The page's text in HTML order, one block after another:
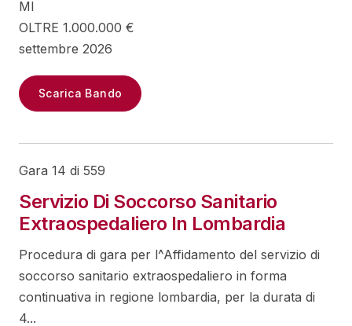
MI
OLTRE 1.000.000 €
settembre 2026
Scarica Bando
Gara 14 di 559
Servizio Di Soccorso Sanitario
Extraospedaliero In Lombardia
Procedura di gara per l^Affidamento del servizio di
soccorso sanitario extraospedaliero in forma
continuativa in regione lombardia, per la durata di
4...